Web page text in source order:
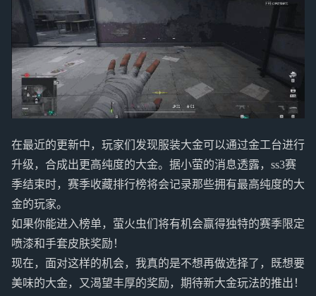
在最近的更新中，玩家们发现服装大金可以通过金工台进行
升级，合成出更高纯度的大金。据小萤的消息透露，ss3赛
季结束时，赛季收藏排行榜将会记录那些拥有最高纯度的大
金的玩家。
如果你能进入榜单，萤火虫们将有机会赢得独特的赛季限定
喷漆和手套皮肤奖励！
现在，面对这样的机会，我真的是不想再做选择了，既想要
美味的大金，又渴望丰厚的奖励，期待新大金玩法的推出！